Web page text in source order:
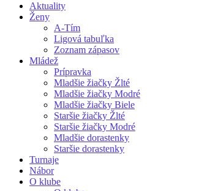
Aktuality
Ženy
A-Tím
Ligová tabuľka
Zoznam zápasov
Mládež
Prípravka
Mladšie žiačky Žlté
Mladšie žiačky Modré
Mladšie žiačky Biele
Staršie žiačky Žlté
Staršie žiačky Modré
Mladšie dorastenky
Staršie dorastenky
Turnaje
Nábor
O klube